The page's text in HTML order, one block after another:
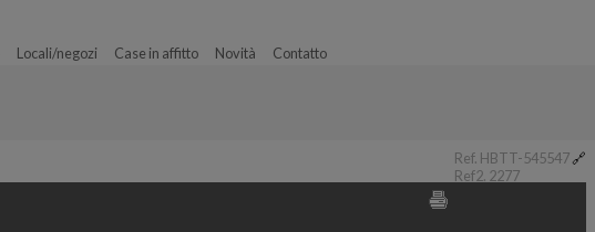
Locali/negozi Case in affitto Novità Contatto
Ref. HBTT-545547🔗
Ref2. 2277